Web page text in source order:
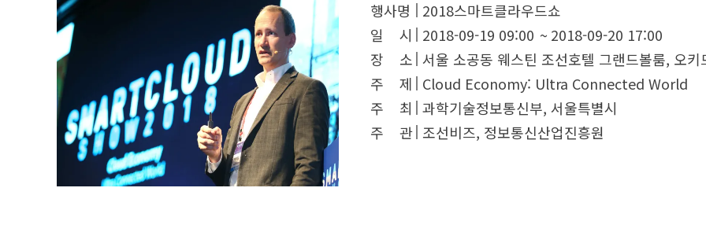
행사명
2018스마트클라우드쇼
일 시
2018-09-19 09:00 ~ 2018-09-20 17:00
장 소 서울 소공동 웨스틴 조선호텔 그랜드볼룸, 오키
주 제 Cloud Economy: Ultra Connected World
주 최 과학기술정보통신부, 서울특별시
주 관 조선비즈, 정보통신산업진흥원